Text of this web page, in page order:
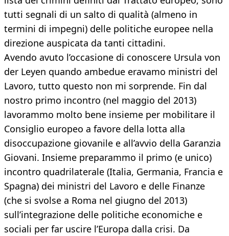
tutti segnali di un salto di qualità (almeno in
termini di impegni) delle politiche europee nella
direzione auspicata da tanti cittadini.
Avendo avuto l’occasione di conoscere Ursula von
der Leyen quando ambedue eravamo ministri del
Lavoro, tutto questo non mi sorprende. Fin dal
nostro primo incontro (nel maggio del 2013)
lavorammo molto bene insieme per mobilitare il
Consiglio europeo a favore della lotta alla
disoccupazione giovanile e all’avvio della Garanzia
Giovani. Insieme preparammo il primo (e unico)
incontro quadrilaterale (Italia, Germania, Francia e
Spagna) dei ministri del Lavoro e delle Finanze
(che si svolse a Roma nel giugno del 2013)
sull’integrazione delle politiche economiche e
sociali per far uscire l’Europa dalla crisi. Da